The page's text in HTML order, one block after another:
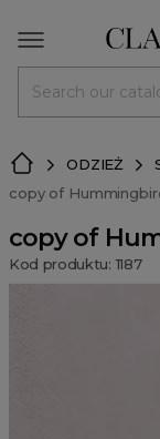
ODZIEŻ
copy of
copy of
Kod produktu: 1187